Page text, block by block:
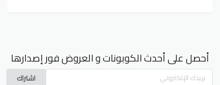
أحصل على أحدث الكوبونات و العروض فور إصدارها
اشتراك